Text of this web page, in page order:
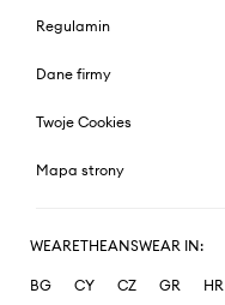
Regulamin
Dane firmy
Twoje Cookies
Mapa strony
WEARETHEANSWEAR IN:
BG CY CZ GR HR